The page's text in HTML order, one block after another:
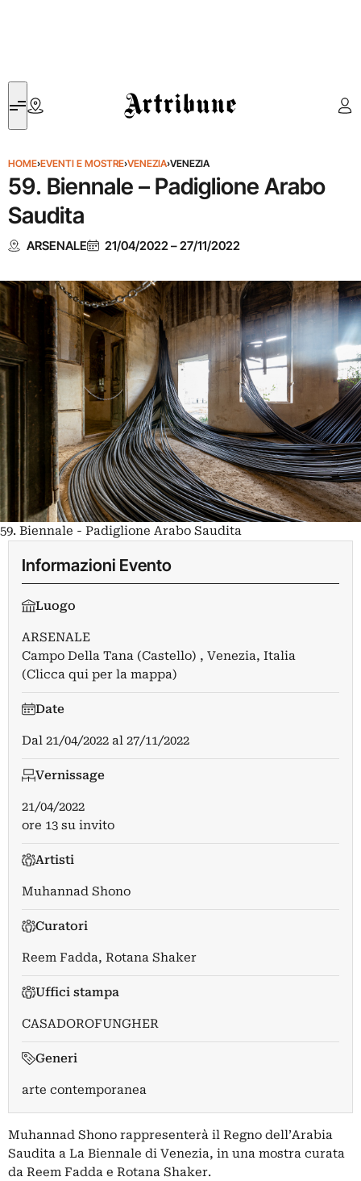
Artribune
HOME›EVENTI E MOSTRE›VENEZIA›VENEZIA
59. Biennale – Padiglione Arabo
Saudita
ARSENALE 21/04/2022–27/11/2022
59. Biennale - Padiglione Arabo Saudita
Informazioni Evento
Luogo
ARSENALE
Campo Della Tana (Castello) , Venezia, Italia
(Clicca qui per la mappa)
Date
Dal 21/04/2022 al 27/11/2022
Vernissage
21/04/2022
ore 13 su invito
Artisti
Muhannad Shono
Curatori
Reem Fadda, Rotana Shaker
Uffici stampa
CASADOROFUNGHER
Generi
arte contemporanea
Muhannad Shono rappresenterà il Regno dell’Arabia
Saudita a La Biennale di Venezia, in una mostra curata
da Reem Fadda e Rotana Shaker.